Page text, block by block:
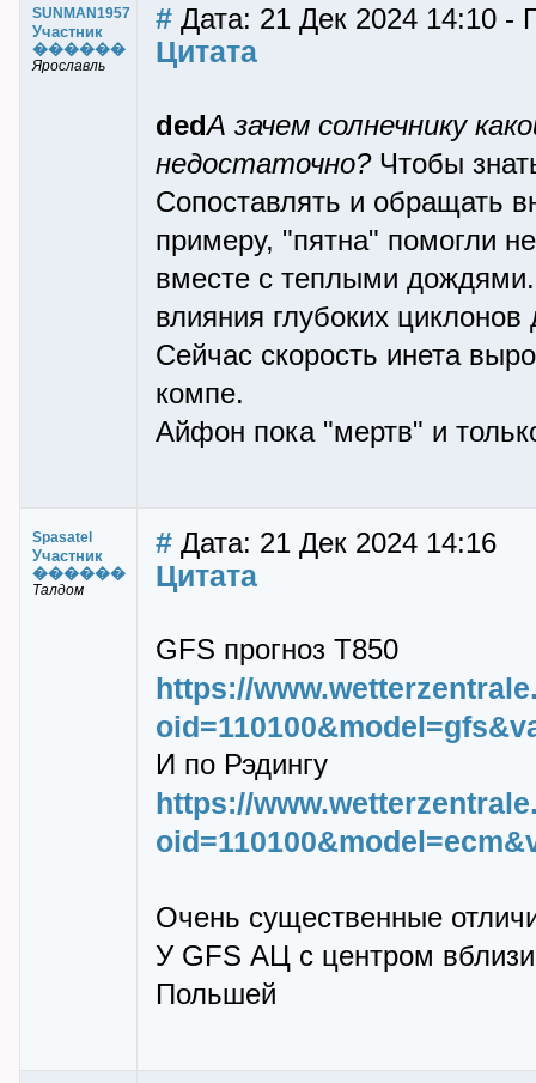
SUNMAN1957
Участник
������
Ярославль
# Дата: 21 Дек 2024 14:10 -
Цитата
dedА зачем солнечнику
недостаточно?Чтобы
Сопоставлять и обращать
примеру, "пятна" помогли
вместе с теплыми дождями.
влияния глубоких
Сейчас скорость инета
компе.
Айфон пока "мертв" и
Spasatel
Участник
������
Талдом
# Дата: 21 Дек 2024 14:16
Цитата
GFS прогноз T850
https://
И по Рэдингу
https://
Очень существенные
У GFS АЦ с центром
Польшей